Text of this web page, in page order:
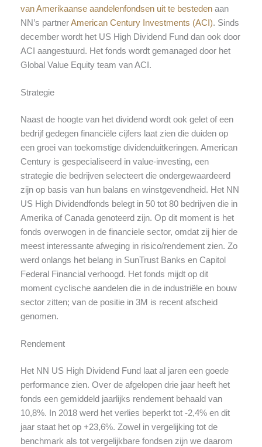
van Amerikaanse aandelenfondsen uit te bestedenaan
NN’s partnerAmerican Century Investments (ACI). Sinds
december wordt het US High Dividend Fund dan ook door
ACI aangestuurd. Het fonds wordt gemanaged door het
Global Value Equity team van ACI.
Strategie
Naast de hoogte van het dividend wordt ook gelet of een
bedrijf gedegen financiële cijfers laat zien die duiden op
een groei van toekomstige dividenduitkeringen. American
Century is gespecialiseerd in value-investing, een
strategie die bedrijven selecteert die ondergewaardeerd
zijn op basis van hun balans en winstgevendheid. Het NN
US High Dividendfonds belegt in 50 tot 80 bedrijven die in
Amerika of Canada genoteerd zijn. Op dit moment is het
fonds overwogen in de financiele sector, omdat zij hier de
meest interessante afweging in risico/rendement zien. Zo
werd onlangs het belang in SunTrust Banks en Capitol
Federal Financial verhoogd. Het fonds mijdt op dit
moment cyclische aandelen die in de industriële en bouw
sector zitten; van de positie in 3M is recent afscheid
genomen.
Rendement
Het NN US High Dividend Fund laat al jaren een goede
performance zien. Over de afgelopen drie jaar heeft het
fonds een gemiddeld jaarlijks rendement behaald van
10,8%. In 2018 werd het verlies beperkt tot -2,4% en dit
jaar staat het op +23,6%. Zowel in vergelijking tot de
benchmark als tot vergelijkbare fondsen zijn we daarom